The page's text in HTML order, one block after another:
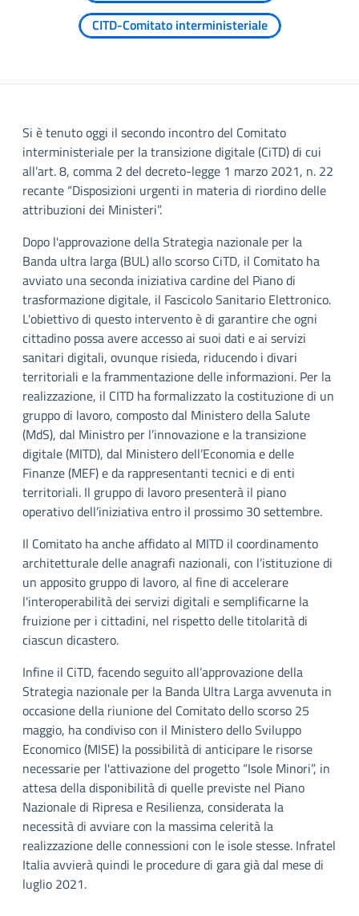
CITD-Comitato interministeriale
Si è tenuto oggi il secondo incontro del Comitato
interministeriale per la transizione digitale (CiTD) di cui
all’art. 8, comma 2 del decreto-legge 1 marzo 2021, n. 22
recante “Disposizioni urgenti in materia di riordino delle
attribuzioni dei Ministeri”.
Dopo l'approvazione della Strategia nazionale per la
Banda ultra larga (BUL) allo scorso CiTD, il Comitato ha
avviato una seconda iniziativa cardine del Piano di
trasformazione digitale, il Fascicolo Sanitario Elettronico.
L'obiettivo di questo intervento è di garantire che ogni
cittadino possa avere accesso ai suoi dati e ai servizi
sanitari digitali, ovunque risieda, riducendo i divari
territoriali e la frammentazione delle informazioni. Per la
realizzazione, il CITD ha formalizzato la costituzione di un
gruppo di lavoro, composto dal Ministero della Salute
(MdS), dal Ministro per l’innovazione e la transizione
digitale (MITD), dal Ministero dell’Economia e delle
Finanze (MEF) e da rappresentanti tecnici e di enti
territoriali. Il gruppo di lavoro presenterà il piano
operativo dell’iniziativa entro il prossimo 30 settembre.
Il Comitato ha anche affidato al MITD il coordinamento
architetturale delle anagrafi nazionali, con l’istituzione di
un apposito gruppo di lavoro, al fine di accelerare
l'interoperabilità dei servizi digitali e semplificarne la
fruizione per i cittadini, nel rispetto delle titolarità di
ciascun dicastero.
Infine il CiTD, facendo seguito all’approvazione della
Strategia nazionale per la Banda Ultra Larga avvenuta in
occasione della riunione del Comitato dello scorso 25
maggio, ha condiviso con il Ministero dello Sviluppo
Economico (MISE) la possibilità di anticipare le risorse
necessarie per l'attivazione del progetto “Isole Minori”, in
attesa della disponibilità di quelle previste nel Piano
Nazionale di Ripresa e Resilienza, considerata la
necessità di avviare con la massima celerità la
realizzazione delle connessioni con le isole stesse. Infratel
Italia avvierà quindi le procedure di gara già dal mese di
luglio 2021.